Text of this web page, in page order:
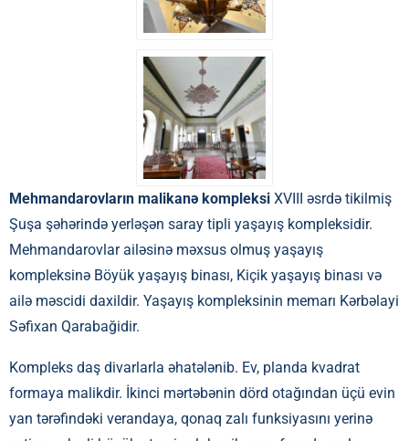
Mehmandarovların malikanə kompleksi XVIII əsrdə tikilmiş
Şuşa şəhərində yerləşən saray tipli yaşayış kompleksidir.
Mehmandarovlar ailəsinə məxsus olmuş yaşayış
kompleksinə Böyük yaşayış binası, Kiçik yaşayış binası və
ailə məscidi daxildir. Yaşayış kompleksinin memarı Kərbəlayi
Səfixan Qarabağidir.
Kompleks daş divarlarla əhatələnib. Ev, planda kvadrat
formaya malikdir. İkinci mərtəbənin dörd otağından üçü evin
yan tərəfindəki verandaya, qonaq zalı funksiyasını yerinə